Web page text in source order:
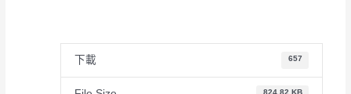
下載 657